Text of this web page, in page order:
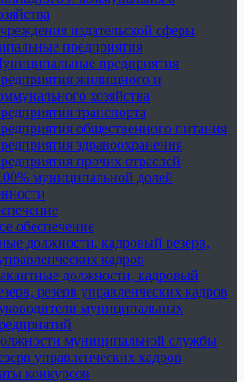
издательской сферы
предприятия
предприятия
жилищного и
хозяйства
транспорта
общественного питания
здравоохранения
прочих отраслей
муниципальной долей
обеспечение
должности, кадровый резерв,
кадров
должности, кадровый
резерв управленческих кадров
муниципальных
муниципальной службы
управленческих кадров
конкурсов